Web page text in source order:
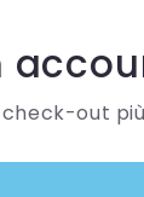
out